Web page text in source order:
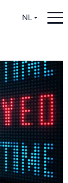
NL